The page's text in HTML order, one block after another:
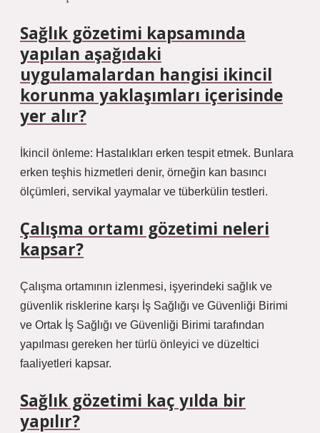
Sağlık gözetimi kapsamında
yapılan aşağıdaki
uygulamalardan hangisi ikincil
korunma yaklaşımları içerisinde
yer alır?
İkincil önleme: Hastalıkları erken tespit etmek. Bunlara
erken teşhis hizmetleri denir, örneğin kan basıncı
ölçümleri, servikal yaymalar ve tüberkülin testleri.
Çalışma ortamı gözetimi neleri
kapsar?
Çalışma ortamının izlenmesi, işyerindeki sağlık ve
güvenlik risklerine karşı İş Sağlığı ve Güvenliği Birimi
ve Ortak İş Sağlığı ve Güvenliği Birimi tarafından
yapılması gereken her türlü önleyici ve düzeltici
faaliyetleri kapsar.
Sağlık gözetimi kaç yılda bir
yapılır?